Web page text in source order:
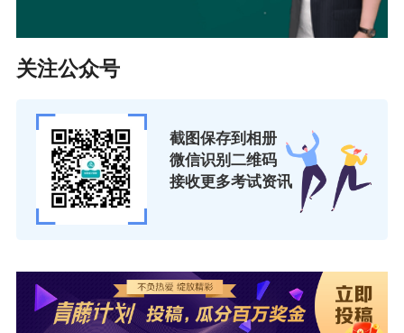
关注公众号
截图保存到相册
微信识别二维码
接收更多考试资讯